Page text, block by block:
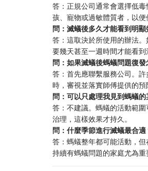
答：正規公司通常會選擇低
孩、寵物或過敏體質者，以便
問：滅蟻後多久才能看到明顯
答：這取決於所使用的辦法
要幾天甚至一週時間才能看
問：如果滅蟻後螞蟻問題復發
答：首先應聯繫服務公司。
時，審視並落實師傅提供的預
問：可以只處理我見到螞蟻的
答：不建議。螞蟻的活動範
治理，這樣效果才持久。
問：什麼季節進行滅蟻最合適
答：螞蟻整年都可能活動，
持續有螞蟻問題的家庭尤為重